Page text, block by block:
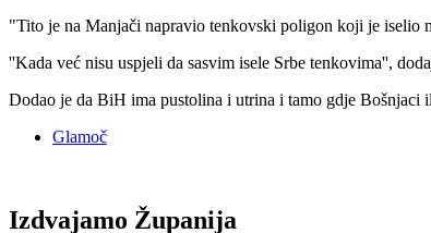
"Tito je na Manjači napravio tenkovski poligon koji je iselio
''Kada već nisu uspjeli da sasvim isele Srbe tenkovima'',
Dodao je da BiH ima pustolina i utrina i tamo gdje Bošnjaci
Glamoč
Izdvajamo Županija